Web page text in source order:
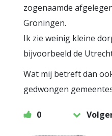
zogenaamde
Groningen.
Ik zie weinig kleine
bijvoorbeeld de
Wat mij betreft dan
gedwongen
0